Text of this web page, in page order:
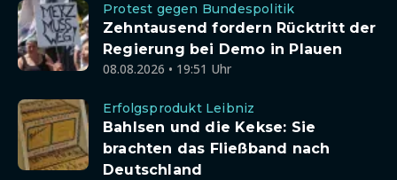
Protest gegen Bundespolitik
Zehntausend fordern Rücktritt der
Regierung bei Demo in Plauen
08.08.2026 • 19:51 Uhr
Erfolgsprodukt Leibniz
Bahlsen und die Kekse: Sie
brachten das Fließband nach
Deutschland